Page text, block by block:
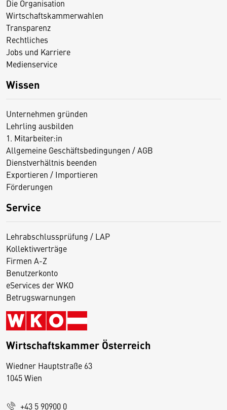
Die Organisation
Wirtschaftskammerwahlen
Transparenz
Rechtliches
Jobs und Karriere
Medienservice
Wissen
Unternehmen gründen
Lehrling ausbilden
1. Mitarbeiter:in
Allgemeine Geschäftsbedingungen / AGB
Dienstverhältnis beenden
Exportieren / Importieren
Förderungen
Service
Lehrabschlussprüfung / LAP
Kollektivverträge
Firmen A-Z
Benutzerkonto
eServices der WKO
Betrugswarnungen
Wirtschaftskammer Österreich
Wiedner Hauptstraße 63
1045 Wien
+43 5 90900 0
D